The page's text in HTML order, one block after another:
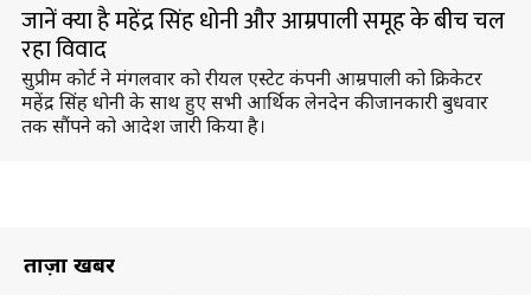
जानें क्या है महेंद्र सिंह धोनी और आम्रपाली समूह के बीच चल
रहा विवाद
सुप्रीम कोर्ट ने मंगलवार को रीयल एस्टेट कंपनी आम्रपाली को क्रिकेटर
महेंद्र सिंह धोनी के साथ हुए सभी आर्थिक लेनदेन की जानकारी बुधवार
तक सौंपने को आदेश जारी किया है।
ताज़ा खबरें